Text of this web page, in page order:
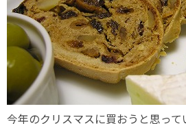
今年のクリスマスに買おうと思っ